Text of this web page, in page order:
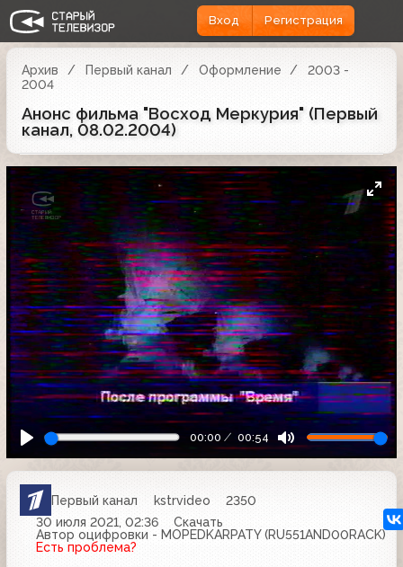
Вход Регистрация
Архив Первый канал Оформление
2003 -
2004
Анонс фильма "Восход Меркурия" (Первый
канал, 08.02.2004)
00:00 00:54
Первый канал kstrvideo
2350
30 июля 2021, 02:36
Скачать
Автор оцифровки - MOPEDKARPATY (RU551AND00RACK)
Есть проблема?